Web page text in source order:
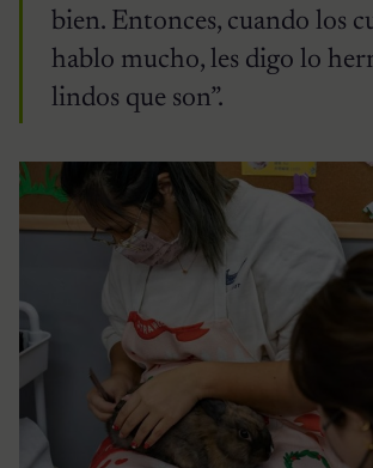
bien. Entonces, cuando los
hablo mucho, les digo lo
lindos que son”.